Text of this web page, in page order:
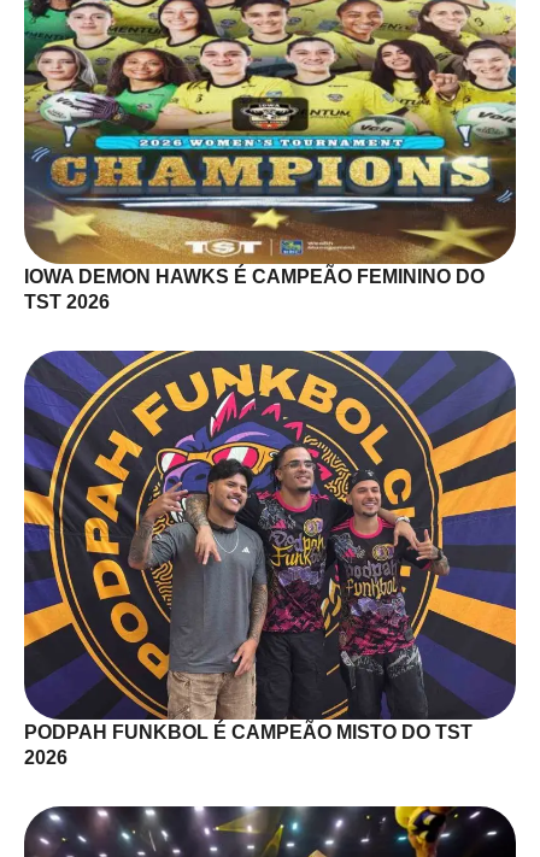
IOWA DEMON HAWKS É CAMPEÃO FEMININO DO
TST 2026
PODPAH FUNKBOL É CAMPEÃO MISTO DO TST
2026